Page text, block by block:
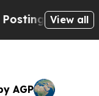
Biblical
View all
AGP